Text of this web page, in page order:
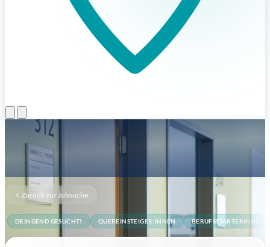
Zurück zur Jobsuche
DRINGEND GESUCHT! QUEREINSTEIGER:INNEN BERUFSSTARTERINNEN